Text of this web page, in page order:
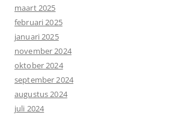
maart 2025
februari 2025
januari 2025
november 2024
oktober 2024
september 2024
augustus 2024
juli 2024